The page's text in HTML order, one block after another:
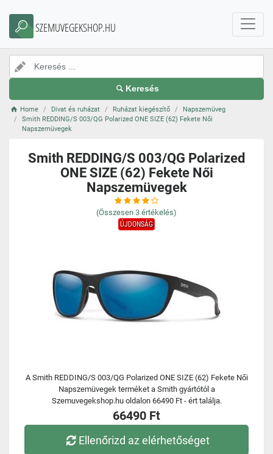
SZEMUVEGEKSHOP.HU
Keresés
Home Divat és ruházat Ruházat kiegészítő
Napszemüveg
Smith REDDING/S 003/QG Polarized ONE SIZE (62) Fekete Női
Napszemüvegek
Smith REDDING/S 003/QG Polarized
ONE SIZE (62) Fekete Női
Napszemüvegek
(Összesen 3 értékelés)
ÚJDONSÁG
A Smith REDDING/S 003/QG Polarized ONE SIZE (62) Fekete Női
Napszemüvegek terméket a Smith gyártótól a
Szemuvegekshop.hu oldalon 66490 Ft - ért találja.
66490 Ft
Ellenőrizd az elérhetőséget